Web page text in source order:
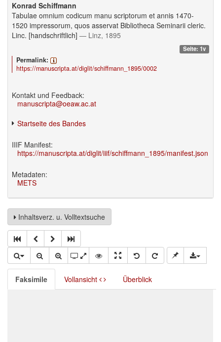
Konrad Schiffmann
Tabulae omnium codicum manu scriptorum et annis 1470-
1520 impressorum, quos asservat Bibliotheca Seminarii cleric.
Linc. [handschriftlich] — Linz, 1895
Seite: 1v
Permalink:
https://manuscripta.at/diglit/schiffmann_1895/0002
Kontakt und Feedback:
manuscripta@oeaw.ac.at
Startseite des Bandes
IIIF Manifest:
https://manuscripta.at/diglit/iiif/schiffmann_1895/manifest.json
Metadaten:
METS
Inhaltsverz. u. Volltextsuche
Faksimile Vollansicht Überblick